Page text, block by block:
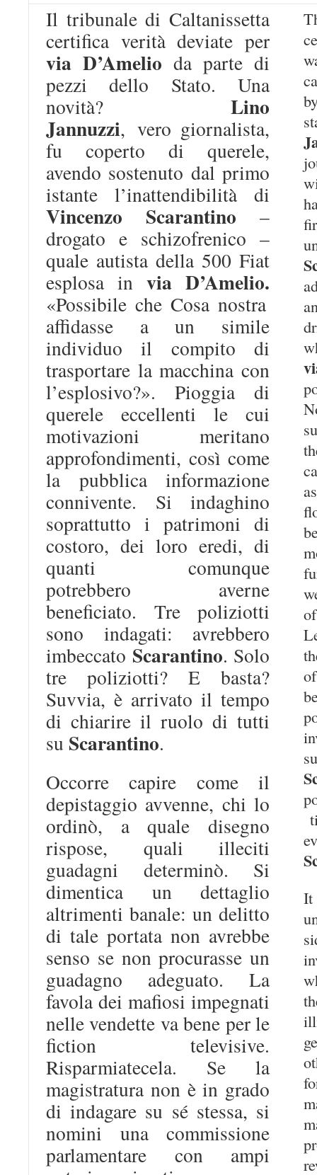
Il tribunale di Caltanissetta
certifica verità deviate per
via D’Amelio da parte di
pezzi dello Stato. Una
novità? Lino
Jannuzzi, vero giornalista,
fu coperto di querele,
avendo sostenuto dal primo
istante l’inattendibilità di
Vincenzo Scarantino –
drogato e schizofrenico –
quale autista della 500 Fiat
esplosa in via D’Amelio.
«Possibile che Cosa nostra
affidasse a un simile
individuo il compito di
trasportare la macchina con
l’esplosivo?». Pioggia di
querele eccellenti le cui
motivazioni meritano
approfondimenti, così come
la pubblica informazione
connivente. Si indaghino
soprattutto i patrimoni di
costoro, dei loro eredi, di
quanti comunque
potrebbero averne
beneficiato. Tre poliziotti
sono indagati: avrebbero
imbeccato Scarantino. Solo
tre poliziotti? E basta?
Suvvia, è arrivato il tempo
di chiarire il ruolo di tutti
su Scarantino.
Occorre capire come il
depistaggio avvenne, chi lo
ordinò, a quale disegno
rispose, quali illeciti
guadagni determinò. Si
dimentica un dettaglio
altrimenti banale: un delitto
di tale portata non avrebbe
senso se non procurasse un
guadagno adeguato. La
favola dei mafiosi impegnati
nelle vendette va bene per le
fiction televisive.
Risparmiatecela. Se la
magistratura non è in grado
di indagare su sé stessa, si
nomini una commissione
parlamentare con ampi